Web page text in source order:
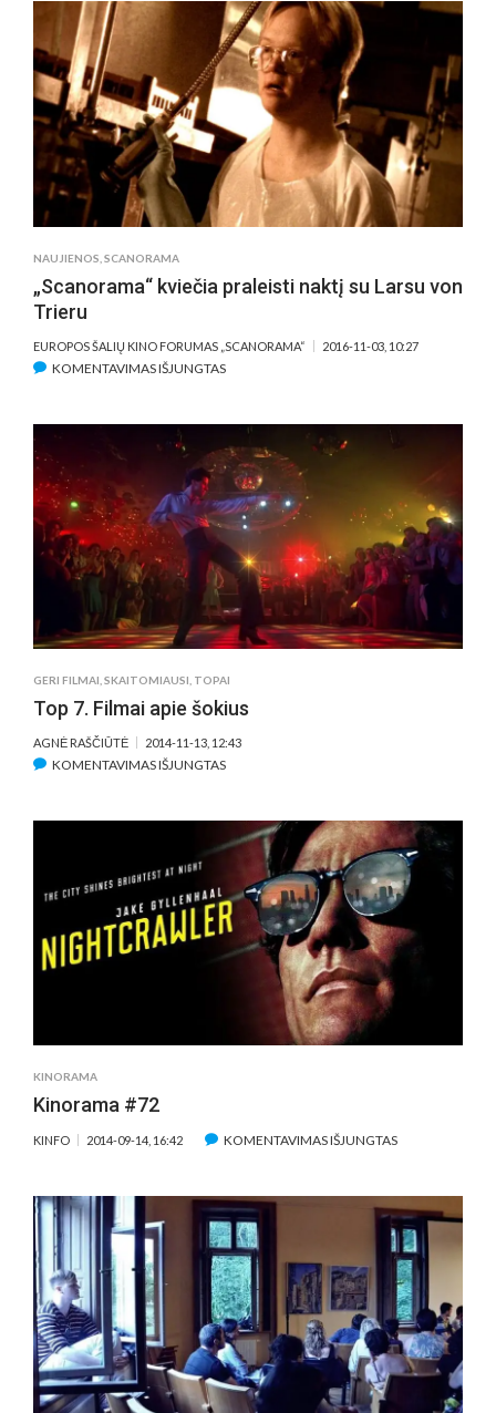
FESTIVALIO
RETROSPEKTYVOJE
–
BESIMAINANTYS
CHARLOTTE
GAINSBOURG
VEIDAI
NAUJIENOS SCANORAMA
„Scanorama“ kviečia praleisti naktį su Larsu von
Trieru
EUROPOS ŠALIŲ KINO FORUMAS „SCANORAMA“ 2016-11-03, 10:27
KOMENTAVIMAS IŠJUNGTASĮRAŠE
PRALEISTI
NAKTĮ
SU
LARSU
VON
TRIERU
GERI FILMAI SKAITOMIAUSI TOPAI
Top 7. Filmai apie šokius
AGNĖ RAŠČIŪTĖ 2014-11-13, 12:43
KOMENTAVIMAS IŠJUNGTASĮRAŠE
FILMAI
ŠOKIUS
KINORAMA
Kinorama #72
KINFO 2014-09-14, 16:42 KOMENTAVIMAS IŠJUNGTASĮRAŠE